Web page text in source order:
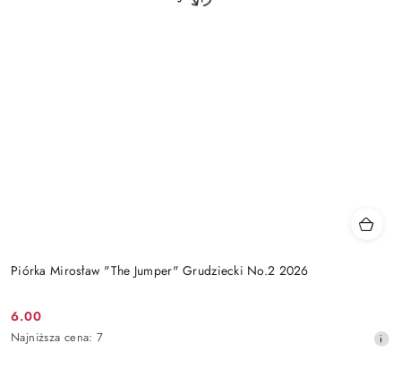
Piórka Mirosław "The Jumper" Grudziecki No.2 2026
Cena
promocyjna:
6.00
Najniższa
Najniższa cena: 7